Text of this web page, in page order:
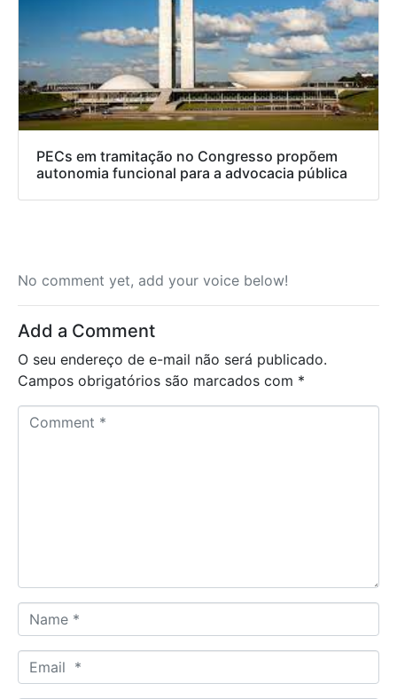
PECs em tramitação no Congresso propõem
autonomia funcional para a advocacia pública
No comment yet, add your voice below!
Add a Comment
O seu endereço de e-mail não será publicado.
Campos obrigatórios são marcados com *
a
m
m